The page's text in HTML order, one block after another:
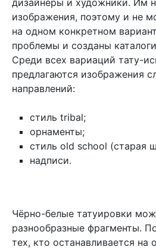
дизайнеры и художники. Им
изображения, поэтому и не
на одном конкретном
проблемы и созданы
Среди всех вариаций тату-
предлагаются изображения
направлений:
стиль tribal;
орнаменты;
стиль old school (старая
надписи.
Чёрно-белые татуировки
разнообразные фрагменты.
тех, кто останавливается на